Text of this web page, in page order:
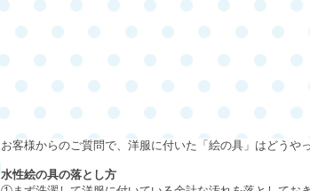
お客様からのご質問で、洋服に付いた「絵の具」はどうや
水性絵の具の落とし方